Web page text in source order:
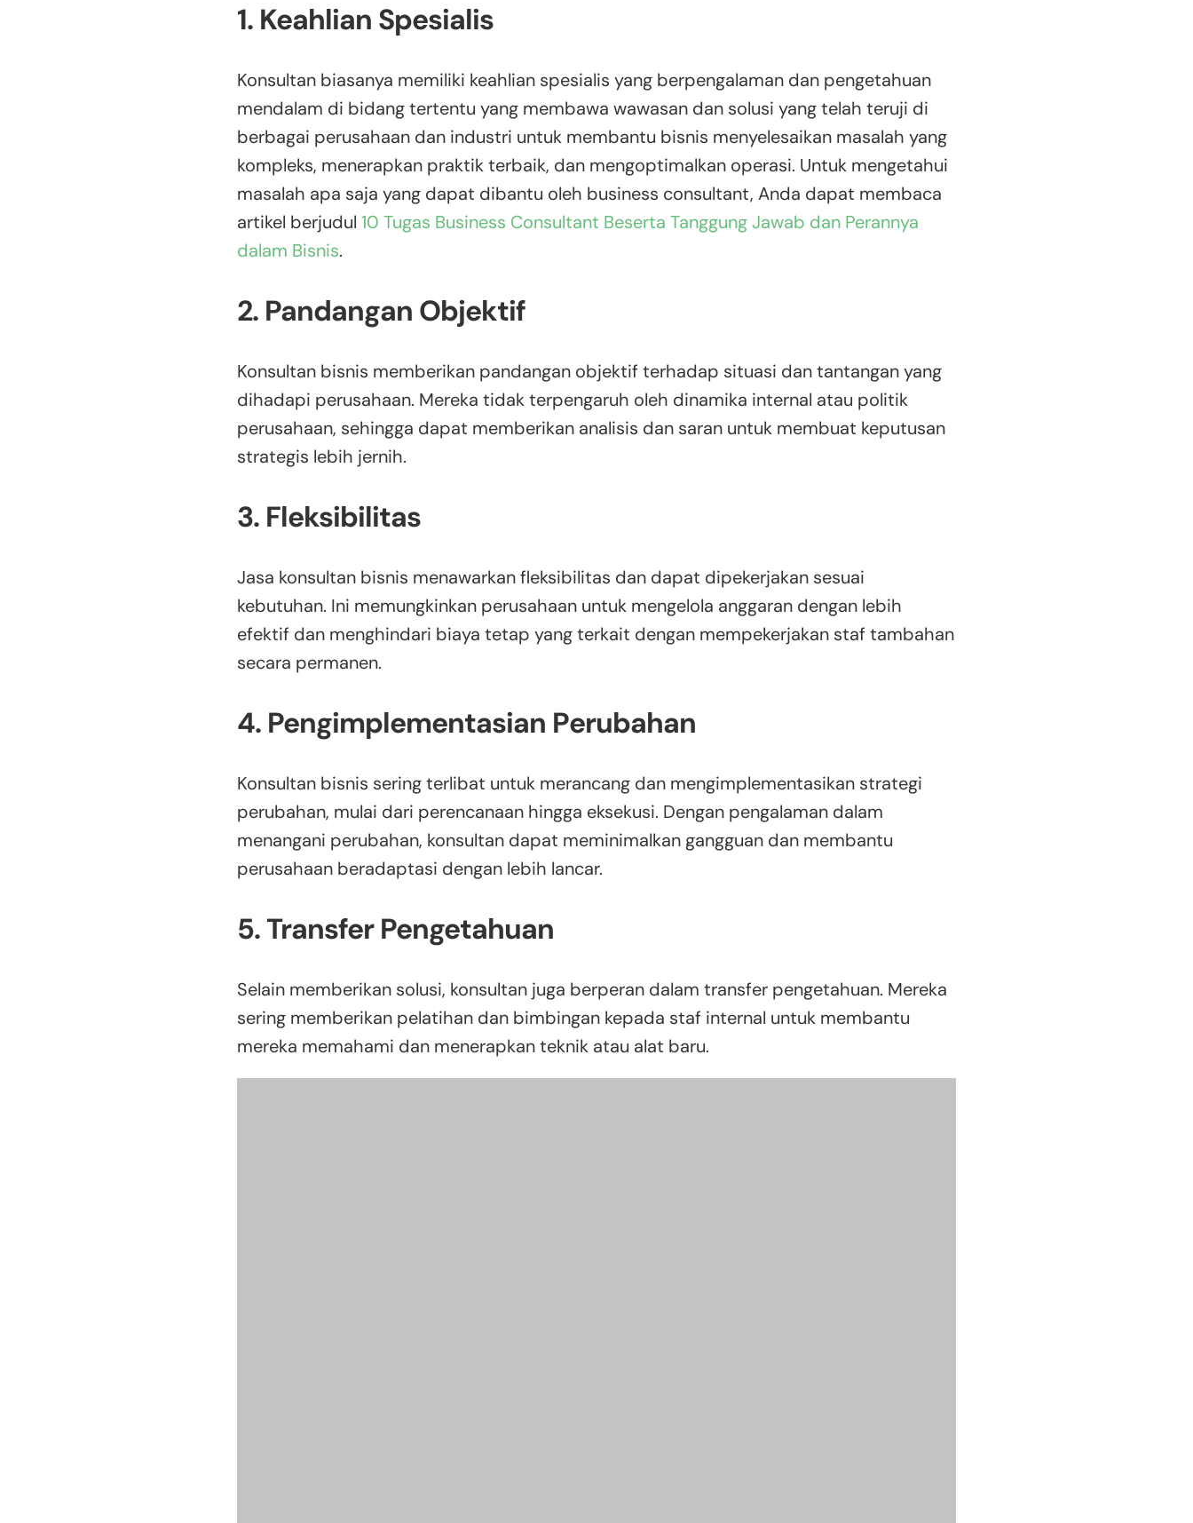
1. Keahlian Spesialis
Konsultan biasanya memiliki keahlian spesialis yang berpengalaman dan pengetahuan
mendalam di bidang tertentu yang membawa wawasan dan solusi yang telah teruji di
berbagai perusahaan dan industri untuk membantu bisnis menyelesaikan masalah yang
kompleks, menerapkan praktik terbaik, dan mengoptimalkan operasi. Untuk mengetahui
masalah apa saja yang dapat dibantu oleh business consultant, Anda dapat membaca
artikel berjudul 10 Tugas Business Consultant Beserta Tanggung Jawab dan Perannya
dalam Bisnis.
2. Pandangan Objektif
Konsultan bisnis memberikan pandangan objektif terhadap situasi dan tantangan yang
dihadapi perusahaan. Mereka tidak terpengaruh oleh dinamika internal atau politik
perusahaan, sehingga dapat memberikan analisis dan saran untuk membuat keputusan
strategis lebih jernih.
3. Fleksibilitas
Jasa konsultan bisnis menawarkan fleksibilitas dan dapat dipekerjakan sesuai
kebutuhan. Ini memungkinkan perusahaan untuk mengelola anggaran dengan lebih
efektif dan menghindari biaya tetap yang terkait dengan mempekerjakan staf tambahan
secara permanen.
4. Pengimplementasian Perubahan
Konsultan bisnis sering terlibat untuk merancang dan mengimplementasikan strategi
perubahan, mulai dari perencanaan hingga eksekusi. Dengan pengalaman dalam
menangani perubahan, konsultan dapat meminimalkan gangguan dan membantu
perusahaan beradaptasi dengan lebih lancar.
5. Transfer Pengetahuan
Selain memberikan solusi, konsultan juga berperan dalam transfer pengetahuan. Mereka
sering memberikan pelatihan dan bimbingan kepada staf internal untuk membantu
mereka memahami dan menerapkan teknik atau alat baru.